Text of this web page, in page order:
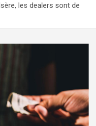
les dealers sont de